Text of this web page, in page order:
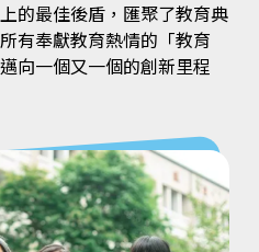
的最佳後盾，匯聚了教育典
有奉獻教育熱情的「教育
向一個又一個的創新里程